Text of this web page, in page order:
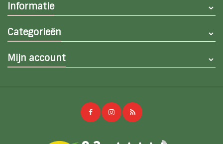
Informatie
Categorieën
Mijn account